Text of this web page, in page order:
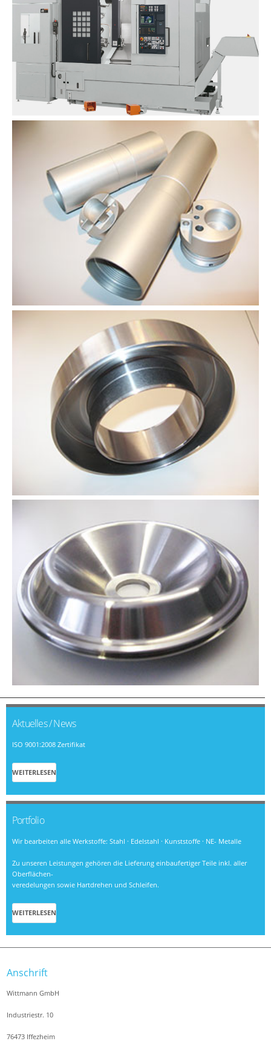
Aktuelles / News
ISO 9001:2008 Zertifikat
WEITERLESEN
Portfolio
Wir bearbeiten alle Werkstoffe: Stahl · Edelstahl · Kunststoffe · NE- Metalle
Zu unseren Leistungen gehören die Lieferung einbaufertiger Teile inkl. aller
Oberflächen-
veredelungen sowie Hartdrehen und Schleifen.
WEITERLESEN
Anschrift
Wittmann GmbH
Industriestr. 10
76473 Iffezheim